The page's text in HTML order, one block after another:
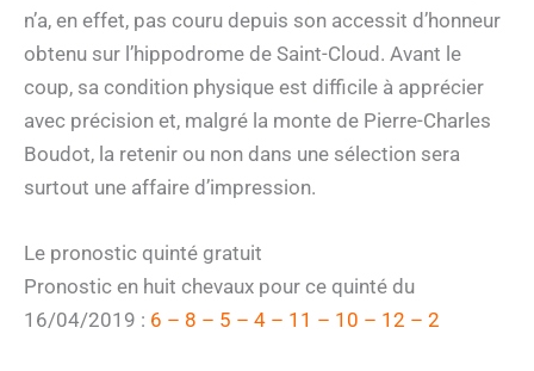
n’a, en effet, pas couru depuis son accessit d’honneur
obtenu sur l’hippodrome de Saint-Cloud. Avant le
coup, sa condition physique est difficile à apprécier
avec précision et, malgré la monte de Pierre-Charles
Boudot, la retenir ou non dans une sélection sera
surtout une affaire d’impression.
Le pronostic quinté gratuit
Pronostic en huit chevaux pour ce quinté du
16/04/2019 : 6 – 8 – 5 – 4 – 11 – 10 – 12 – 2